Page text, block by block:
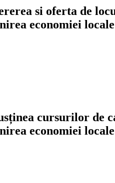
si oferta de
economiei
cursurilor de
economiei